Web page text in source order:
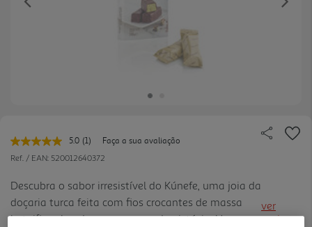
Previous
5.0 Leu
uma
Link
para
a
mesma
(1)
Faça a sua avaliação
Ref. / EAN: 520012640372
Descubra o sabor irresistível do Kúnefe, uma joia da
doçaria turca feita com fios crocantes de massa
kataifi, recheados com massa de pistácio. Uma
ver
mais